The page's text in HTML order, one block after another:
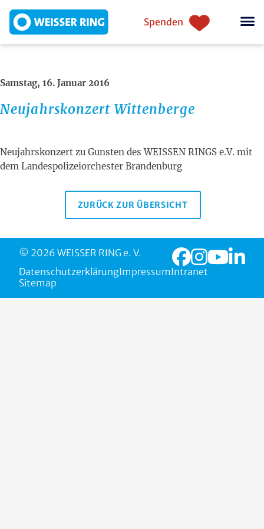
Spenden
Samstag, 16. Januar 2016
Neujahrskonzert Wittenberge
Neujahrskonzert zu Gunsten des WEISSEN RINGS e.V. mit
dem Landespolizeiorchester Brandenburg
ZURÜCK ZUR ÜBERSICHT
© 2026 WEISSER RING e. V.
DatenschutzerklärungImpressumIntranet
Sitemap